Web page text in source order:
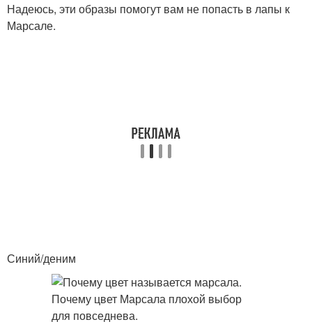
Надеюсь, эти образы помогут вам не попасть в лапы к
Марсале.
Синий/деним